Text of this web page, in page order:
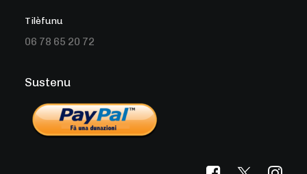
Tilèfunu
06 78 65 20 72
Sustenu